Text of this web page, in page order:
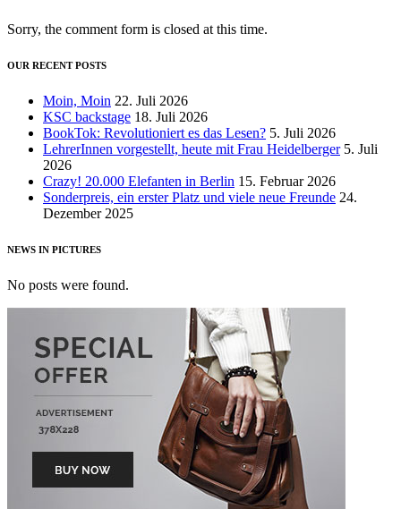
Sorry, the comment form is closed at this time.
OUR RECENT POSTS
Moin, Moin 22. Juli 2026
KSC backstage 18. Juli 2026
BookTok: Revolutioniert es das Lesen? 5. Juli 2026
LehrerInnen vorgestellt, heute mit Frau Heidelberger 5. Juli
2026
Crazy! 20.000 Elefanten in Berlin 15. Februar 2026
Sonderpreis, ein erster Platz und viele neue Freunde 24.
Dezember 2025
NEWS IN PICTURES
No posts were found.